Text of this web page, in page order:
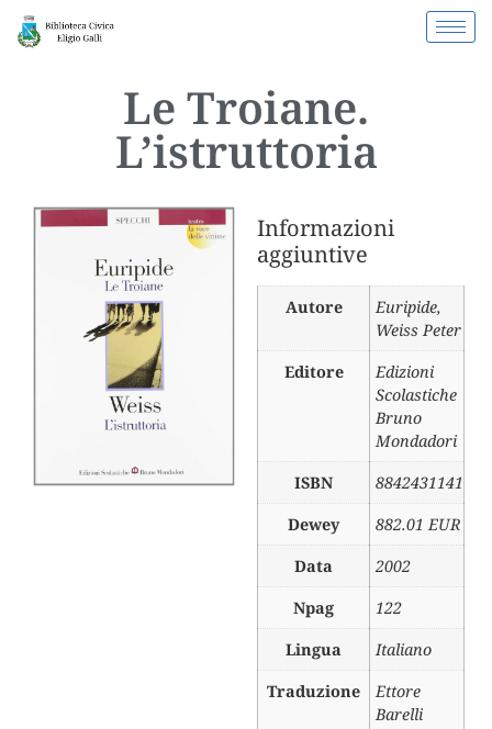
Le Troiane.
L’istruttoria
Informazioni
aggiuntive
Autore Euripide,
Weiss Peter
Editore
Edizioni
Scolastiche
Bruno
Mondadori
ISBN
8842431141
Dewey
882.01 EUR
Data
2002
Npag
122
Lingua
Italiano
Traduzione
Ettore
Barelli